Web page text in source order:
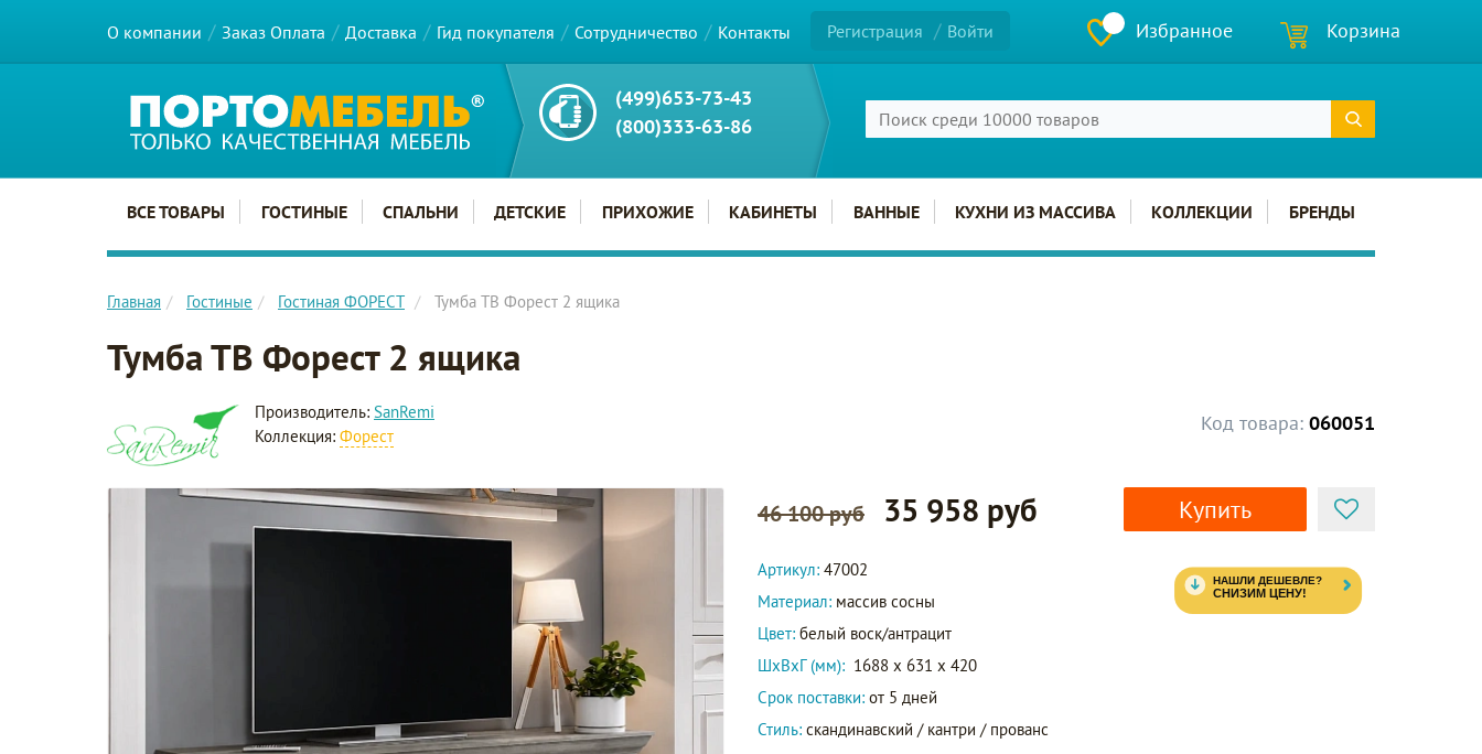
О компании Заказ Оплата Доставка Гид покупателя Сотрудничество Контакты Регистрация Войти Избранное Корзина
(499)653-73-43
(800)333-63-86
Главное меню сайта
ВСЕ ТОВАРЫ ГОСТИНЫЕ СПАЛЬНИ ДЕТСКИЕ ПРИХОЖИЕ КАБИНЕТЫ ВАННЫЕ КУХНИ ИЗ МАССИВА КОЛЛЕКЦИИ БРЕНДЫ
Главная Гостиные Гостиная ФОРЕСТ Тумба ТВ Форест 2 ящика
Тумба ТВ Форест 2 ящика
Код товара: 060051
Производитель: SanRemi
Коллекция: Форест
46 100 руб 35 958 руб Купить
Артикул: 47002
Материал: массив сосны
Цвет: белый воск/антрацит
ШxВxГ (мм): 1688 x 631 x 420
Срок поставки: от 5 дней
Стиль: скандинавский / кантри / прованс